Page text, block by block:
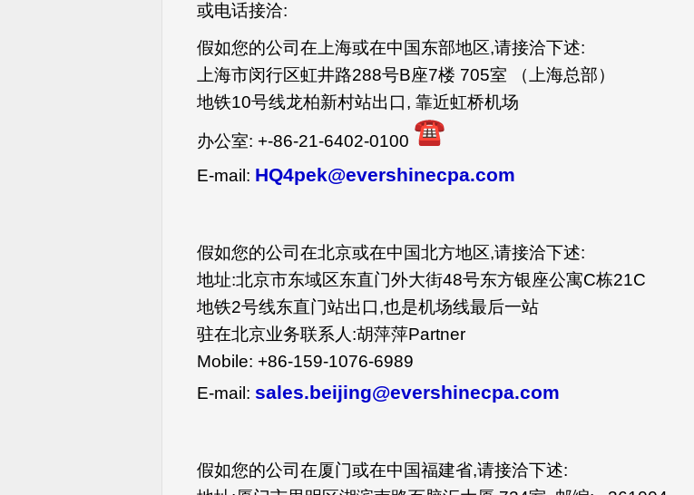
或电话接洽:
假如您的公司在上海或在中国东部地区,请接洽下述:
上海市闵行区虹井路288号B座7楼 705室 （上海总部）
地铁10号线龙柏新村站出口, 靠近虹桥机场
办公室: +-86-21-6402-0100
E-mail: HQ4pek@evershinecpa.com
假如您的公司在北京或在中国北方地区,请接洽下述:
地址:北京市东域区东直门外大街48号东方银座公寓C栋21C
地铁2号线东直门站出口,也是机场线最后一站
驻在北京业务联系人:胡萍萍Partner
Mobile: +86-159-1076-6989
E-mail: sales.beijing@evershinecpa.com
假如您的公司在厦门或在中国福建省,请接洽下述: